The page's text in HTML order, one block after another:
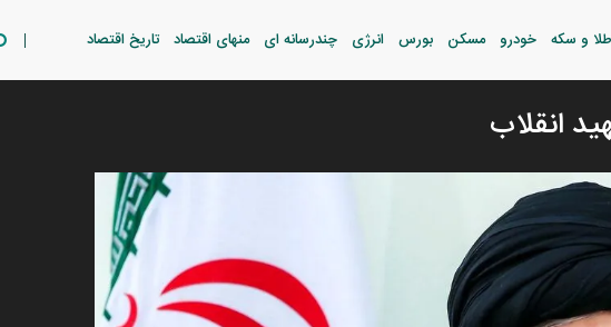
طلا و سکه خودرو مسکن بورس انرژی چندرسانه ای منهای اقتصاد تاریخ اقتصاد
انقلاب